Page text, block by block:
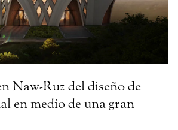
Naw-Ruz del diseño de
en medio de una gran